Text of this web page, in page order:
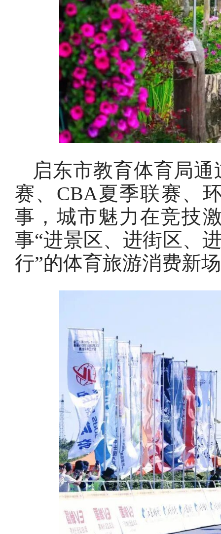
启东市教育体育局
赛、CBA夏季联赛、
事，城市魅力在竞技
事“进景区、进街区、
行”的体育旅游消费新